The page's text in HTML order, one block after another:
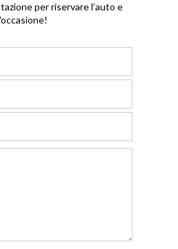
per riservare l’auto e